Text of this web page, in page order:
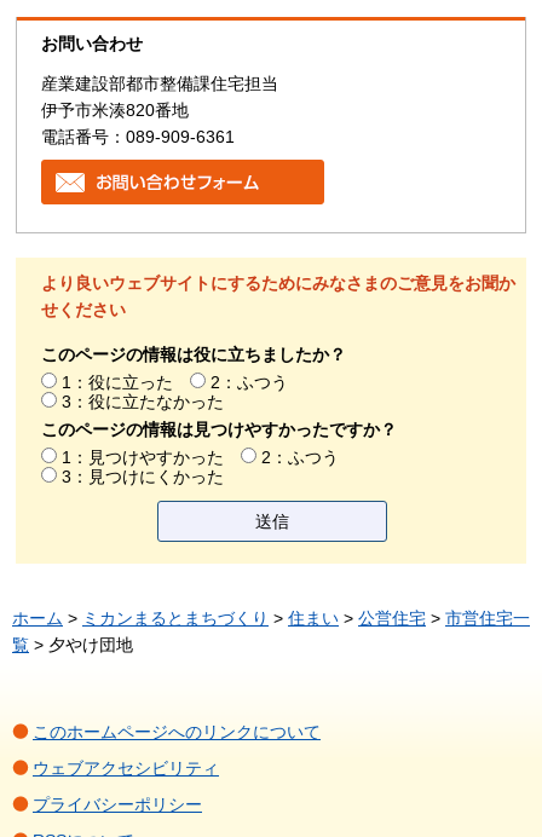
お問い合わせ
産業建設部都市整備課住宅担当
伊予市米湊820番地
電話番号：089-909-6361
より良いウェブサイトにするためにみなさまのご意見をお聞か
せください
このページの情報は役に立ちましたか？
1：役に立った
2：ふつう
3：役に立たなかった
このページの情報は見つけやすかったですか？
1：見つけやすかった
2：ふつう
3：見つけにくかった
ホーム > ミカンまるとまちづくり > 住まい > 公営住宅 > 市営住宅一
覧 > 夕やけ団地
このホームページへのリンクについて
ウェブアクセシビリティ
プライバシーポリシー